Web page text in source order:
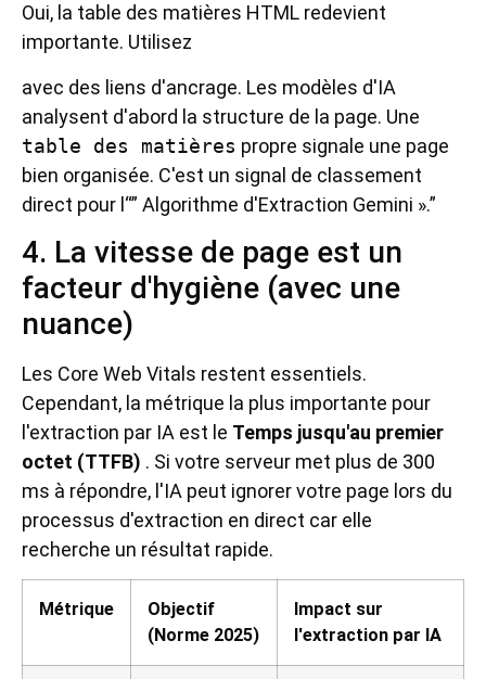
Oui, la table des matières HTML redevient
importante. Utilisez
avec des liens d'ancrage. Les modèles d'IA
analysent d'abord la structure de la page. Une
table des matières propre signale une page
bien organisée. C'est un signal de classement
direct pour l“” Algorithme d'Extraction Gemini ».”
4. La vitesse de page est un
facteur d'hygiène (avec une
nuance)
Les Core Web Vitals restent essentiels.
Cependant, la métrique la plus importante pour
l'extraction par IA est le Temps jusqu'au premier
octet (TTFB) . Si votre serveur met plus de 300
ms à répondre, l'IA peut ignorer votre page lors du
processus d'extraction en direct car elle
recherche un résultat rapide.
Métrique
Objectif
(Norme 2025)
Impact sur
l'extraction par IA